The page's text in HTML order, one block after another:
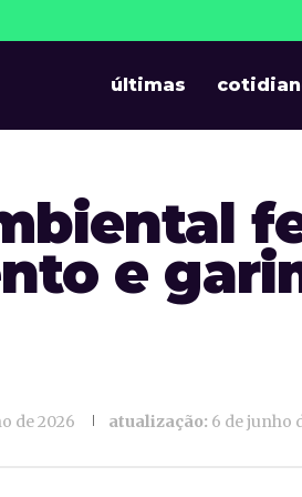
últimas
e
de 2026 atualização: 6 de junho